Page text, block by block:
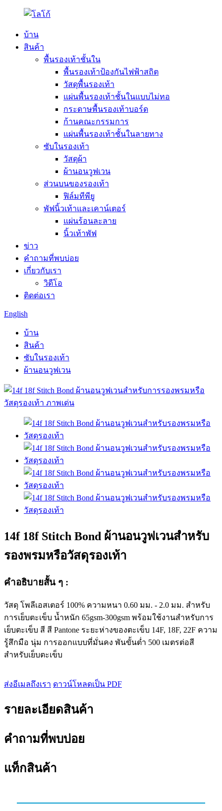
บ้าน
สินค้า
พื้นรองเท้าชั้นใน
พื้นรองเท้าป้องกันไฟฟ้าสถิต
วัสดุพื้นรองเท้า
แผ่นพื้นรองเท้าชั้นในแบบไม่ทอ
กระดาษพื้นรองเท้าบอร์ด
ก้านคณะกรรมการ
แผ่นพื้นรองเท้าชั้นในลายทาง
ซับในรองเท้า
วัสดุผ้า
ผ้านอนวูฟเวน
ส่วนบนของรองเท้า
ฟิล์มทีพียู
พัฟนิ้วเท้าและเคาน์เตอร์
แผ่นร้อนละลาย
นิ้วเท้าพัฟ
ข่าว
คำถามที่พบบ่อย
เกี่ยวกับเรา
วิดีโอ
ติดต่อเรา
English
บ้าน
สินค้า
ซับในรองเท้า
ผ้านอนวูฟเวน
14f 18f Stitch Bond ผ้านอนวูฟเวนสำหรับ
รองพรมหรือวัสดุรองเท้า
คำอธิบายสั้น ๆ :
วัสดุ โพลีเอสเตอร์ 100% ความหนา 0.60 มม. - 2.0 มม. สำหรับ
การเย็บตะเข็บ น้ำหนัก 65gsm-300gsm พร้อมใช้งานสำหรับการ
เย็บตะเข็บ สี สี Pantone ระยะห่างของตะเข็บ 14F, 18F, 22F ความ
รู้สึกมือ นุ่ม การออกแบบที่มั่นคง พันขั้นต่ำ 500 เมตรต่อสี
สำหรับเย็บตะเข็บ
ส่งอีเมลถึงเรา ดาวน์โหลดเป็น PDF
รายละเอียดสินค้า
คำถามที่พบบ่อย
แท็กสินค้า